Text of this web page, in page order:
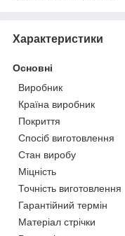
Характеристики
Основні
Виробник
Країна виробник
Покриття
Спосіб виготовлення
Стан виробу
Міцність
Точність виготовлення
Гарантійний термін
Матеріал стрічки